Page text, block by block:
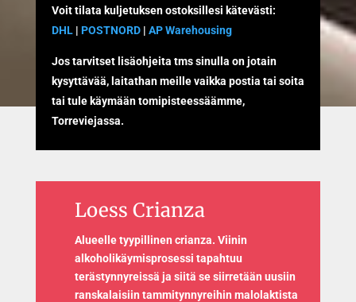
Voit tilata kuljetuksen ostoksillesi kätevästi:
DHL| POSTNORD| AP Warehousing
Jos tarvitset lisäohjeita tms sinulla on jotain
kysyttävää, laitathan meille vaikka postia tai soita
tai tule käymään tomipisteessäämme,
Torreviejassa.
Loess Crianza
Alueelle tyypillinen crianza. Viinin
alkoholikäymisprosessi tapahtuu
terästynnyreissä ja siitä se siirretään uusiin
ranskalaisiin tammitynnyreihin malolaktista